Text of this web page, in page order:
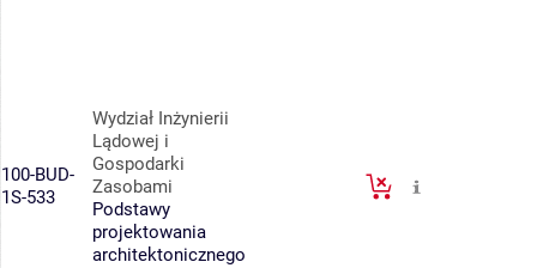
100-BUD-
1S-533
Wydział Inżynierii
Lądowej i
Gospodarki
Zasobami
Podstawy
projektowania
architektonicznego